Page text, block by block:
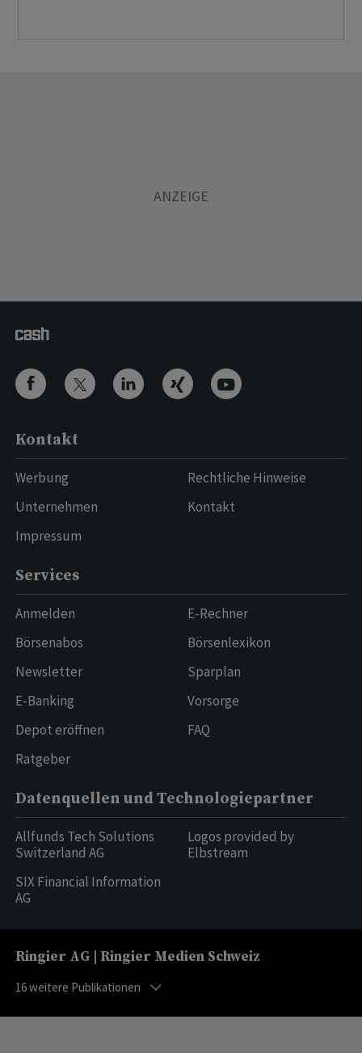
Kontakt
Werbung
Unternehmen
Impressum
Rechtliche Hinweise
Kontakt
Services
Anmelden
Börsenabos
Newsletter
E-Banking
Depot eröffnen
Ratgeber
E-Rechner
Börsenlexikon
Sparplan
Vorsorge
FAQ
Datenquellen und Technologiepartner
Allfunds Tech Solutions
Switzerland AG
SIX Financial Information
AG
Logos provided by
Elbstream
Ringier AG | Ringier Medien Schweiz
16weitere Publikationen